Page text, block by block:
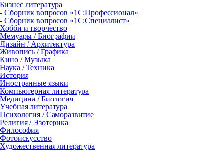
Бизнес литература
- Сборник вопросов «1С:Профессионал»
- Сборник вопросов «1С:Специалист»
Хобби и творчество
Мемуары / Биографии
Дизайн / Архитектура
Живопись / Графика
Кино / Музыка
Наука / Техника
История
Иностранные языки
Компьютерная литература
Медицина / Биология
Учебная литература
Психология / Саморазвитие
Религия / Эзотерика
Философия
Фотоискусство
Художественная литература